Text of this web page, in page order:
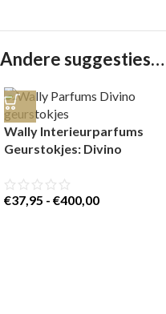
Andere suggesties…
Wally Interieurparfums
Geurstokjes: Divino
€37,95 - €400,00